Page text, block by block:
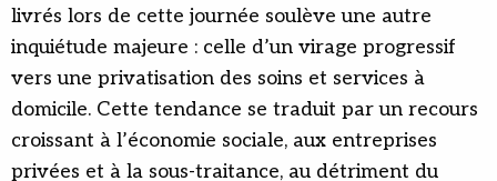
livrés lors de cette journée soulève une autre
inquiétude majeure : celle d’un virage progressif
vers une privatisation des soins et services à
domicile. Cette tendance se traduit par un recours
croissant à l’économie sociale, aux entreprises
privées et à la sous-traitance, au détriment du